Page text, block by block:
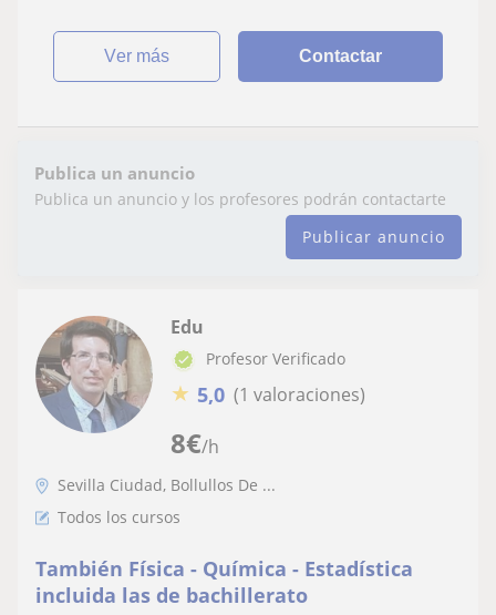
ver más Contactar
Publica un anuncio
Publica un anuncio y los profesores podrán contactarte
Publicar anuncio
8€/h
Edu
Profesor Verificado
★ 5,0 (1 valoraciones)
Sevilla Ciudad, Bollullos De ...
Todos los cursos
También Física - Química - Estadística
incluida las de bachillerato